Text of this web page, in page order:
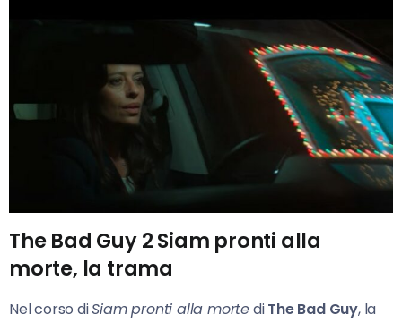
The Bad Guy 2 Siam pronti alla
morte, la trama
Nel corso diSiam pronti alla mortediThe Bad Guy, la